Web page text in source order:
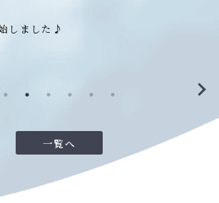
しました♪
一覧へ